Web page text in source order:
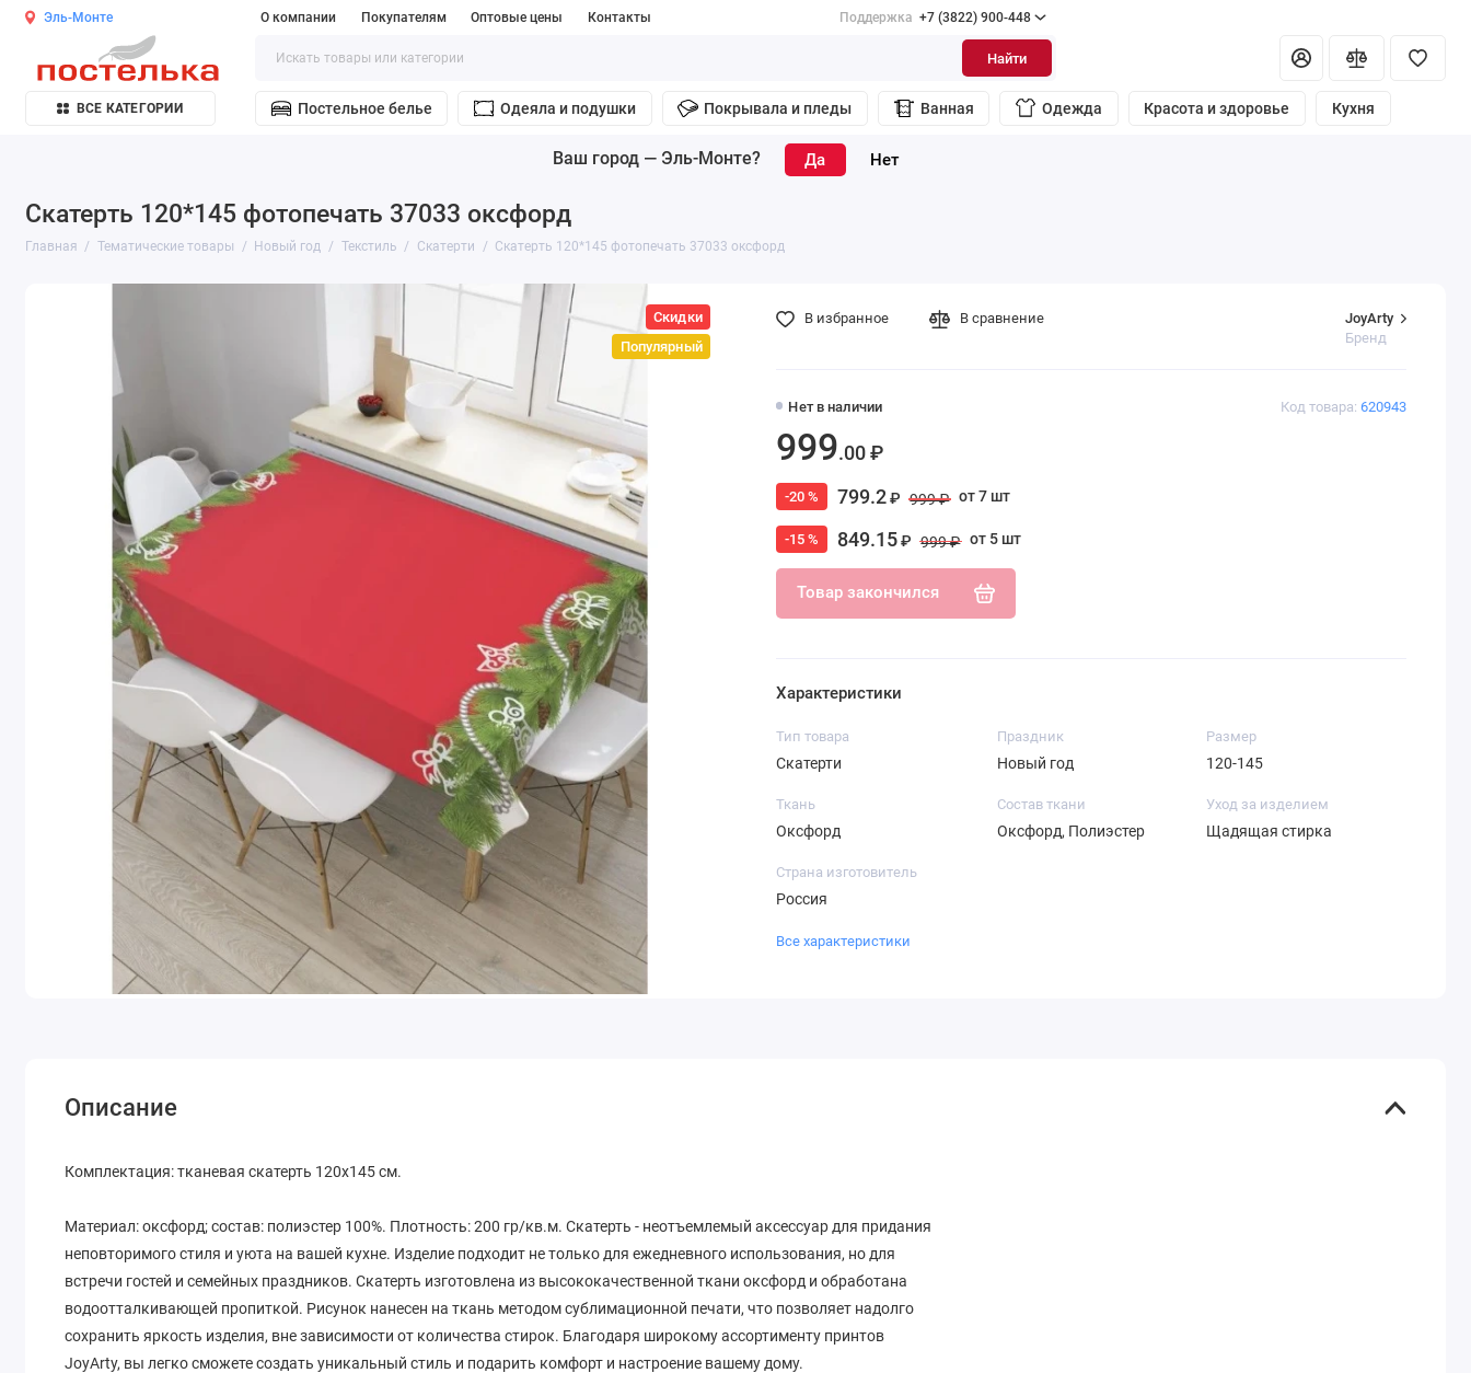
Эль-Монте О компании Покупателям Оптовые цены Контакты Поддержка +7 (3822) 900-448
Найти
ВСЕ КАТЕГОРИИ Постельное белье Одеяла и подушки Покрывала и пледы Ванная Одежда Красота и здоровье Кухня
Ваш город — Эль-Монте?
Скатерть 120*145 фотопечать 37033 оксфорд
Главная Тематические товары Новый год Текстиль Скатерти Скатерть 120*145 фотопечать 37033 оксфорд
Скидки
Популярный
Код товара: 620943
JoyArty
Бренд
Нет в наличии
999.00 ₽
-20 % 799.2₽ 999 ₽ от 7 шт
-15 % 849.15₽ 999 ₽ от 5 шт
Товар закончился
В избранное В сравнение
Характеристики
Тип товара
Скатерти
Праздник
Новый год
Размер
120-145
Ткань
Оксфорд
Состав ткани
Оксфорд, Полиэстер
Уход за изделием
Щадящая стирка
Страна изготовитель
Россия
Все характеристики
Описание
Комплектация: тканевая скатерть 120х145 см.
Материал: оксфорд; состав: полиэстер 100%. Плотность: 200 гр/кв.м. Скатерть - неотъемлемый аксессуар для придания
неповторимого стиля и уюта на вашей кухне. Изделие подходит не только для ежедневного использования, но для
встречи гостей и семейных праздников. Скатерть изготовлена из высококачественной ткани оксфорд и обработана
водоотталкивающей пропиткой. Рисунок нанесен на ткань методом сублимационной печати, что позволяет надолго
сохранить яркость изделия, вне зависимости от количества стирок. Благодаря широкому ассортименту принтов
JoyArty, вы легко сможете создать уникальный стиль и подарить комфорт и настроение вашему дому.